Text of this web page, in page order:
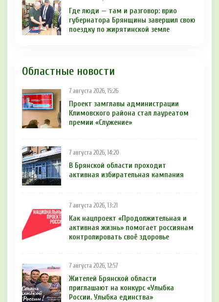
Где люди — там и разговор: врио
губернатора Брянщины завершил свою
поездку по жирятинской земле
Областные новости
7 августа 2026, 15:26
Проект замглавы администрации
Климовского района стал лауреатом
премии «Служение»
7 августа 2026, 14:20
В Брянской области проходит
активная избирательная кампания
7 августа 2026, 13:21
Как нацпроект «Продолжительная и
активная жизнь» помогает россиянам
контролировать своё здоровье
7 августа 2026, 12:57
Жителей Брянской области
приглашают на конкурс «Улыбка
России. Улыбка единства»